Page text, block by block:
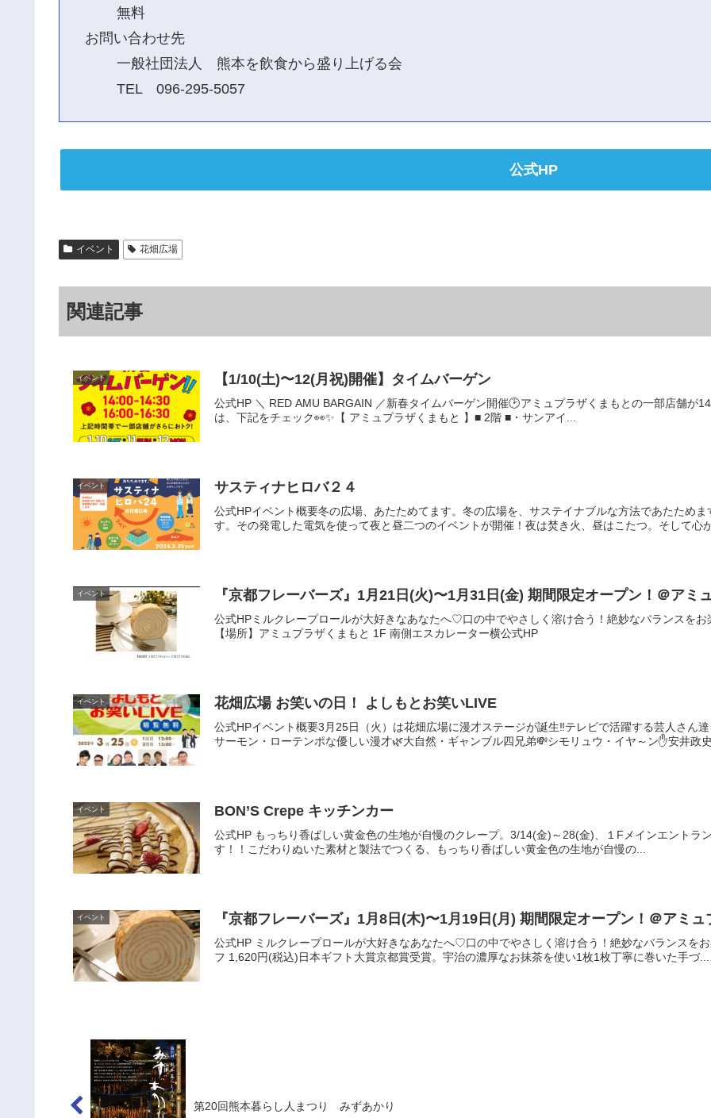
無料
お問い合わせ先
一般社団法人 熊本を飲食から盛り上げる会
TEL 096-295-5057
公式HP
イベント 花畑広場
関連記事
イベント 【1/10(土)〜12(月祝)開催】タイムバーゲン
公式HP ＼ RED AMU BARGAIN ／新春タイムバーゲン開催🕑アミュプラザくまもとの一部店舗が
は、下記をチェック👀✨【 アミュプラザくまもと 】■ 2階 ■・サンアイ...
イベント サスティナヒロバ２４
公式HPイベント概要冬の広場、あたためてます。冬の広場を、サステイナブルな方法であたため
す。その発電した電気を使って夜と昼二つのイベントが開催！夜は焚き火、昼はこたつ。そして心
イベント 『京都フレーバーズ』1月21日(火)〜1月31日(金) 期間限定オープン！＠アミ
公式HPミルクレープロールが大好きなあなたへ♡口の中でやさしく溶け合う！絶妙なバランスを
【場所】アミュプラザくまもと 1F 南側エスカレーター横公式HP
イベント 花畑広場 お笑いの日！ よしもとお笑いLIVE
公式HPイベント概要3月25日（火）は花畑広場に漫才ステージが誕生‼️テレビで活躍する芸人さん
サーモン・ローテンポな優しい漫才🌿大自然・ギャンブル四兄弟💸シモリュウ・イヤ～ン✋安井政史
イベント BON’S Crepe キッチンカー
公式HP もっちり香ばしい黄金色の生地が自慢のクレープ。3/14(金)～28(金)、１Fメインエントラ
す！！こだわりぬいた素材と製法でつくる、もっちり香ばしい黄金色の生地が自慢の...
イベント 『京都フレーバーズ』1月8日(木)〜1月19日(月) 期間限定オープン！＠アミ
公式HP ミルクレープロールが大好きなあなたへ♡口の中でやさしく溶け合う！絶妙なバランスを
フ 1,620円(税込)日本ギフト大賞京都賞受賞。宇治の濃厚なお抹茶を使い1枚1枚丁寧に巻いた手づ...
第20回熊本暮らし人まつり みずあかり